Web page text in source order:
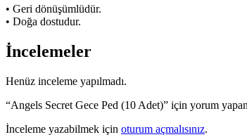
• Geri dönüşümlüdür.
• Doğa dostudur.
İncelemeler
Henüz inceleme yapılmadı.
“Angels Secret Gece Ped (10 Adet)” için yorum
İnceleme yazabilmek için oturum açmalısınız.